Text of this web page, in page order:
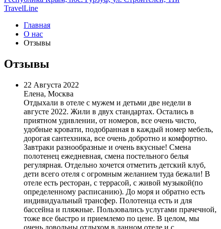
TravelLine
Главная
О нас
Отзывы
Отзывы
22 Августа 2022
Елена, Москва
Отдыхали в отеле с мужем и детьми две недели в
августе 2022. Жили в двух стандартах. Остались в
приятном удивлении, от номеров, все очень чисто,
удобные кровати, подобранная в каждый номер мебель,
дорогая сантехника, все очень добротно и комфортно.
Завтраки разнообразные и очень вкусные! Смена
полотенец ежедневная, смена постельного белья
регулярная. Отдельно хочется отметить детский клуб,
дети всего отеля с огромным желанием туда бежали! В
отеле есть ресторан, с террасой, с живой музыкой(по
определенному расписанию). До моря и обратно есть
индивидуальный трансфер. Полотенца есть и для
бассейна и пляжные. Пользовались услугами прачечной,
тоже все быстро и приемлемо по цене. В целом, мы
очень довольны отдыхом в данном отеле и с